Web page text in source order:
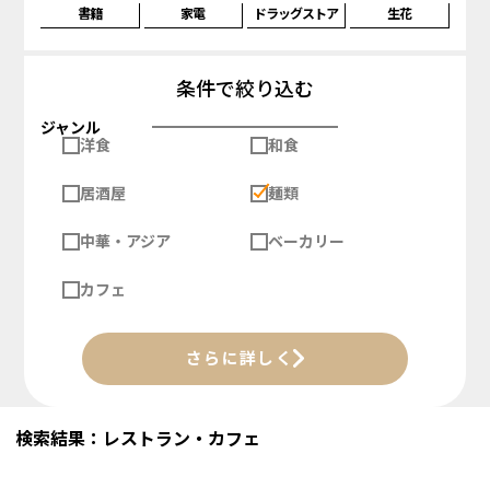
書籍
家電 ドラッグストア 生花
条件で絞り込む
ジャンル
洋食
和食
居酒屋 麺類
中華・アジア ベーカリー
カフェ
さらに詳しく
検索結果：レストラン・カフェ